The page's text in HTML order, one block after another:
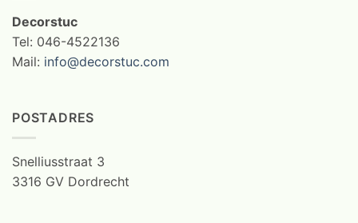
Decorstuc
Tel: 046-4522136
Mail: info@decorstuc.com
POSTADRES
Snelliusstraat 3
3316 GV Dordrecht